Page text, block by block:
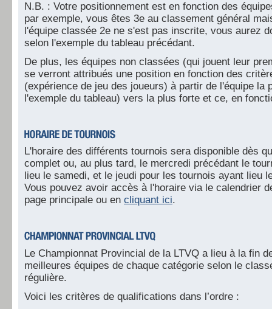
N.B. : Votre positionnement est en fonction des
par exemple, vous êtes 3e au classement général
l'équipe classée 2e ne s'est pas inscrite, vous aurez
selon l'exemple du tableau précédant.
De plus, les équipes non classées (qui jouent leur
se verront attribués une position en fonction des
(expérience de jeu des joueurs) à partir de l'équipe la
l'exemple du tableau) vers la plus forte et ce, en
L'horaire des différents tournois sera disponible dès
complet ou, au plus tard, le mercredi précédant le
lieu le samedi, et le jeudi pour les tournois ayant lieu
Vous pouvez avoir accès à l'horaire via le calendrier
page principale ou en cliquant ici.
Le Championnat Provincial de la LTVQ a lieu à la fin
meilleures équipes de chaque catégorie selon le
régulière.
Voici les critères de qualifications dans l’ordre :